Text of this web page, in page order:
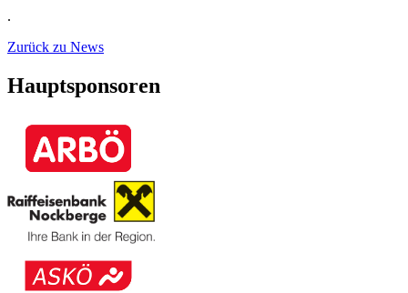
.
Zurück zu News
Hauptsponsoren